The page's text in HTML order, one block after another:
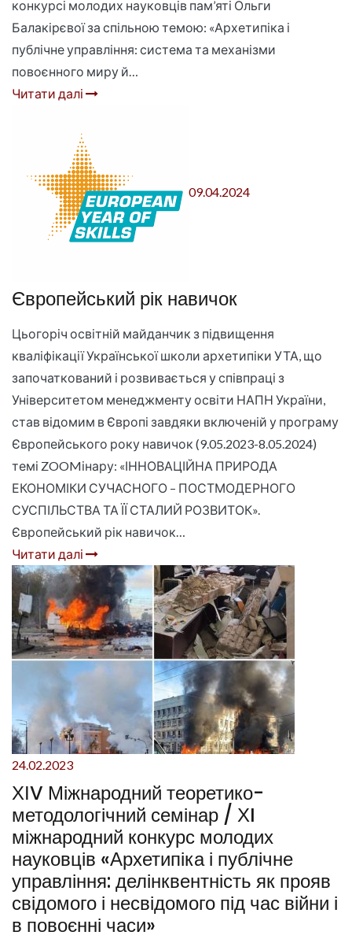
конкурсі молодих науковців пам’яті Ольги
Балакірєвої за спільною темою: «Архетипіка і
публічне управління: система та механізми
повоєнного миру й…
Читати далі
09.04.2024
Європейський рік навичок
Цьогоріч освітній майданчик з підвищення
кваліфікації Української школи архетипіки УТА, що
започаткований і розвивається у співпраці з
Університетом менеджменту освіти НАПН України,
став відомим в Європі завдяки включеній у програму
Європейського року навичок (9.05.2023-8.05.2024)
темі ZOOMінару: «ІННОВАЦІЙНА ПРИРОДА
ЕКОНОМІКИ СУЧАСНОГО – ПОСТМОДЕРНОГО
СУСПІЛЬСТВА ТА ЇЇ СТАЛИЙ РОЗВИТОК».
Європейський рік навичок…
Читати далі
24.02.2023
ХІV Міжнародний теоретико-
методологічний семінар / ХI
міжнародний конкурс молодих
науковців «Архетипіка і публічне
управління: делінквентність як прояв
свідомого і несвідомого під час війни і
в повоєнні часи»